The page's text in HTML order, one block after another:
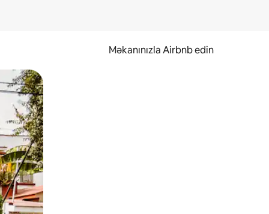
Məkanınızla Airbnb edin